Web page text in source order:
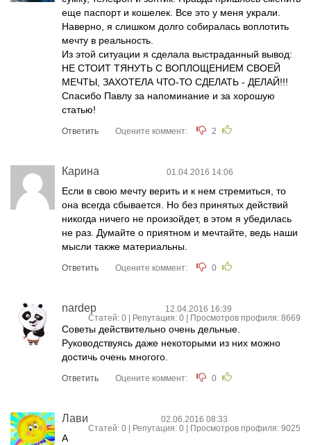
еще паспорт и кошелек. Все это у меня украли.
Наверно, я слишком долго собиралась воплотить
мечту в реальность.
Из этой ситуации я сделала выстраданный вывод:
НЕ СТОИТ ТЯНУТЬ С ВОПЛОЩЕНИЕМ СВОЕЙ
МЕЧТЫ, ЗАХОТЕЛА ЧТО-ТО СДЕЛАТЬ - ДЕЛАЙ!!!
Спасибо Павлу за напоминание и за хорошую
статью!
Ответить Оцените коммент: 2
Карина 01.04.2016 14:06
Если в свою мечту верить и к нем стремиться, то
она всегда сбывается. Но без принятых действий
никогда ничего не произойдет, в этом я убедилась
не раз. Думайте о приятном и мечтайте, ведь наши
мысли также материальны.
Ответить Оцените коммент: 0
nardep
12.04.2016 16:39
Статей: 0 | Репутация: 0 | Просмотров профиля: 8669
Советы действительно очень дельные.
Руководствуясь даже некоторыми из них можно
достичь очень многого.
Ответить Оцените коммент: 0
Лави
02.06.2016 08:33
Статей: 0 | Репутация: 0 | Просмотров профиля: 9025
А